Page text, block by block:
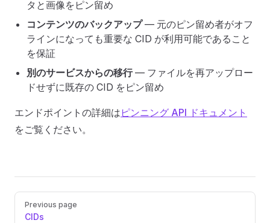
タと画像をピン留め
コンテンツのバックアップ— 元のピン留め者がオフ
ラインになっても重要な CID が利用可能であること
を保証
別のサービスからの移行— ファイルを再アップロー
ドせずに既存の CID をピン留め
エンドポイントの詳細は ピンニング API ドキュメント
をご覧ください。
Pager
Previous page
CIDs